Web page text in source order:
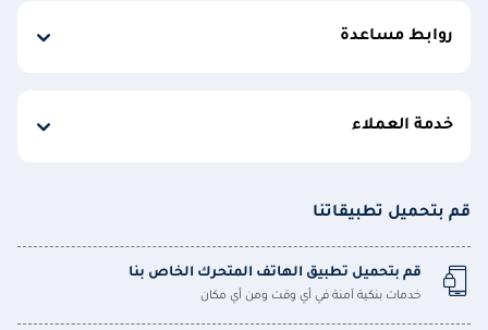
روابط مساعدة
خدمة العملاء
قم بتحميل تطبيقاتنا
قم بتحميل تطبيق الهاتف المتحرك الخاص بنا
خدمات بنكية آمنة في أي وقت ومن أي مكان